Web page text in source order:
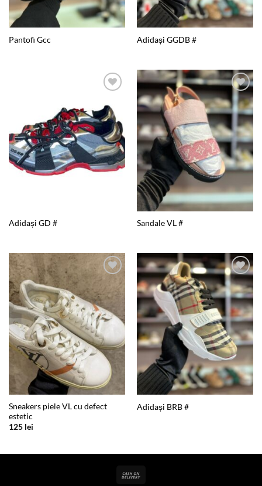
Pantofi Gcc Adidași GGDB #
wishlist
Adidași GD #
Add to
wishlist
Sandale VL #
wishlist
Sneakers piele VL cu defect
estetic
125 lei
Add to
wishlist
Adidași BRB #